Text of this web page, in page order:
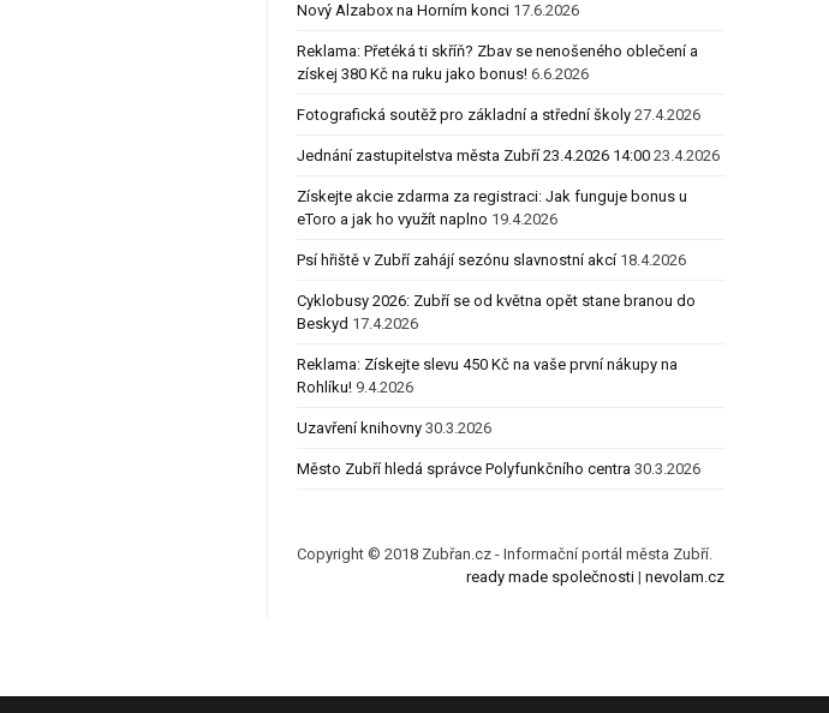
Nový Alzabox na Horním konci 17.6.2026
Reklama: Přetéká ti skříň? Zbav se nenošeného oblečení a
získej 380 Kč na ruku jako bonus! 6.6.2026
Fotografická soutěž pro základní a střední školy 27.4.2026
Jednání zastupitelstva města Zubří 23.4.2026 14:00 23.4.2026
Získejte akcie zdarma za registraci: Jak funguje bonus u
eToro a jak ho využít naplno 19.4.2026
Psí hřiště v Zubří zahájí sezónu slavnostní akcí 18.4.2026
Cyklobusy 2026: Zubří se od května opět stane branou do
Beskyd 17.4.2026
Reklama: Získejte slevu 450 Kč na vaše první nákupy na
Rohlíku! 9.4.2026
Uzavření knihovny 30.3.2026
Město Zubří hledá správce Polyfunkčního centra 30.3.2026
Copyright © 2018 Zubřan.cz - Informační portál města Zubří.
ready made společnosti| nevolam.cz